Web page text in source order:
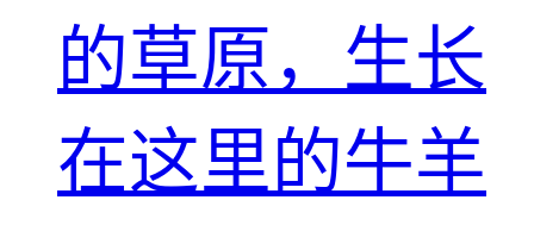
的草原，生长
在这里的牛羊